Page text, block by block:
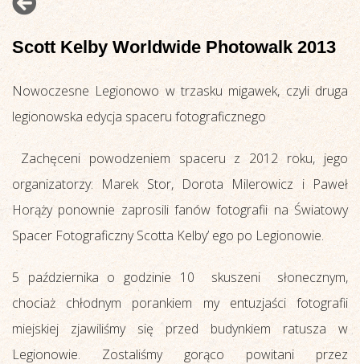
Scott Kelby Worldwide Photowalk 2013
Nowoczesne Legionowo w trzasku migawek, czyli druga
legionowska edycja spaceru fotograficznego
Zachęceni powodzeniem spaceru z 2012 roku, jego
organizatorzy: Marek Stor, Dorota Milerowicz i Paweł
Horąży ponownie zaprosili fanów fotografii na Światowy
Spacer Fotograficzny Scotta Kelby’ ego po Legionowie.
5 października o godzinie 10 skuszeni słonecznym,
chociaż chłodnym porankiem my entuzjaści fotografii
miejskiej zjawiliśmy się przed budynkiem ratusza w
Legionowie. Zostaliśmy gorąco powitani przez